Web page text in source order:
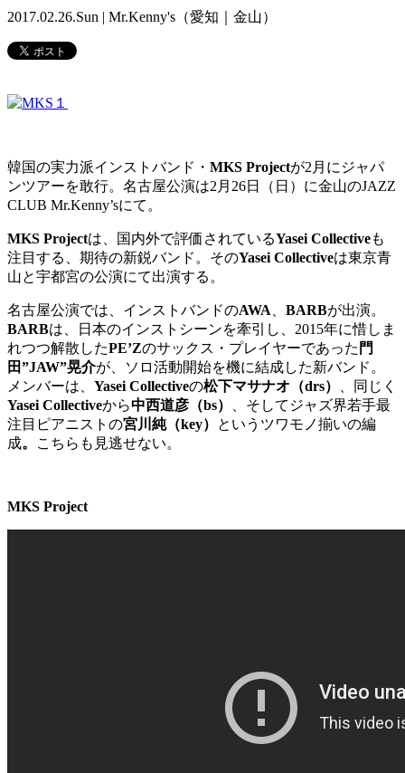
2017.02.26.Sun | Mr.Kenny's（愛知｜金山）
韓国の実力派インストバンド・ MKS Projectが2月にジャパ
ンツアーを敢行。名古屋公演は2月26日（日）に金山のJAZZ
CLUB Mr.Kenny’sにて。
MKS Projectは、国内外で評価されているYasei Collectiveも
注目する、期待の新鋭バンド。そのYasei Collectiveは東京青
山と宇都宮の公演にて出演する。
名古屋公演では、インストバンドのAWA BARBが出演。
BARBは、日本のインストシーンを牽引し、2015年に惜しま
れつつ解散したPE’Zのサックス・プレイヤーであった 門
田”JAW”晃介が、ソロ活動開始を機に結成した新バンド。
メンバーは、 Yasei Collectiveの松下マサナオ（drs）
、同じく
Yasei Collectiveから中西道彦（bs）
、そしてジャズ界若手最
注目ピアニストの宮川純（key）
というツワモノ揃いの編
成。 こちらも見逃せない。
MKS Project